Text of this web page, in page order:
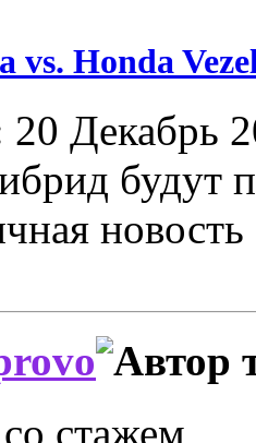
vs. Honda
20 Декабрь
будут
стажем